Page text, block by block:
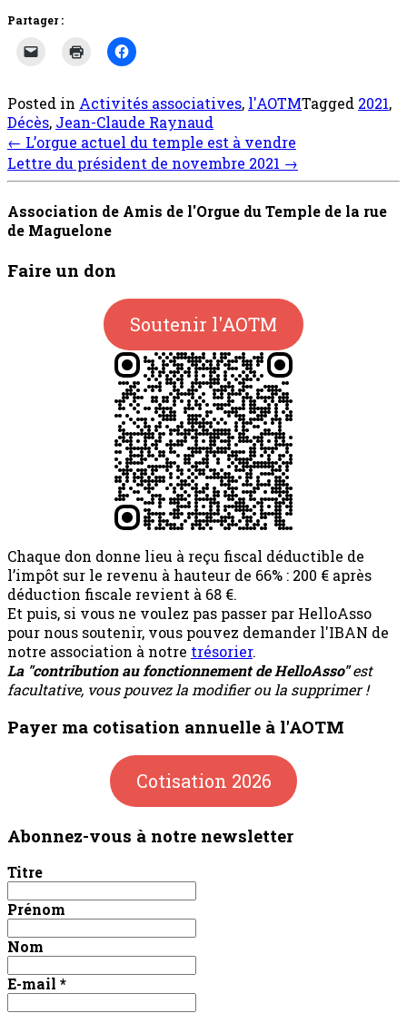
Partager :
Posted in Activités associatives, l'AOTMTagged 2021,
Décès, Jean-Claude Raynaud
Post
navigation
← L’orgue actuel du temple est à vendre
Lettre du président de novembre 2021 →
Association de Amis de l'Orgue du Temple de la rue
de Maguelone
Faire un don
Soutenir l'AOTM
Chaque don donne lieu à reçu fiscal déductible de
l’impôt sur le revenu à hauteur de 66% : 200 € après
déduction fiscale revient à 68 €.
Et puis, si vous ne voulez pas passer par HelloAsso
pour nous soutenir, vous pouvez demander l'IBAN de
notre association à notre trésorier.
La "contribution au fonctionnement de HelloAsso"est
facultative, vous pouvez la modifier ou la supprimer !
Payer ma cotisation annuelle à l'AOTM
Cotisation 2026
Abonnez-vous à notre newsletter
Titre
Prénom
Nom
E-mail *